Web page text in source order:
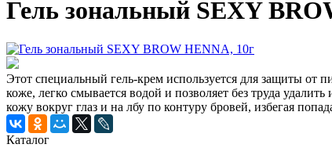
Гель зональный SEXY
Этот специальный гель-крем используется для защиты
коже, легко смывается водой и позволяет без труда
кожу вокруг глаз и на лбу по контуру бровей, избегая
Каталог